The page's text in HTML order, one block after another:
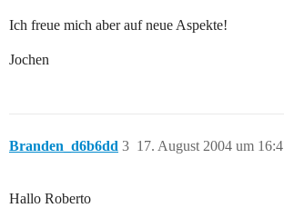
Ich freue mich aber auf neue Aspekte!
Jochen
Branden_d6b6dd 17. August 2004 um
3
Hallo Roberto